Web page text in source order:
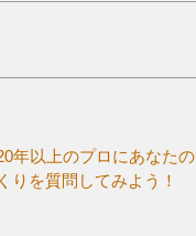
年以上のプロにあなたの
りを質問してみよう！